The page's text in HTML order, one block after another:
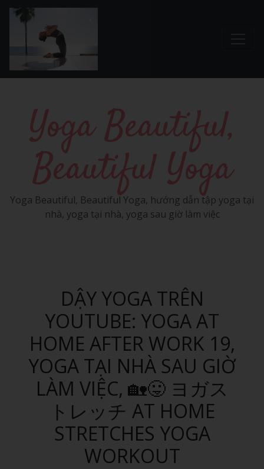
Chuyển đến nội dung chính
Yoga Beautiful,
Beautiful Yoga
Yoga Beautiful, Beautiful Yoga, hướng dẫn tập yoga tại
nhà, yoga tại nhà, yoga sau giờ làm việc
DẬY YOGA TRÊN
YOUTUBE: YOGA AT
HOME AFTER WORK 19,
YOGA TẠI NHÀ SAU GIỜ
LÀM VIỆC, 🏡😛 ヨガス
トレッチ AT HOME
STRETCHES YOGA
WORKOUT